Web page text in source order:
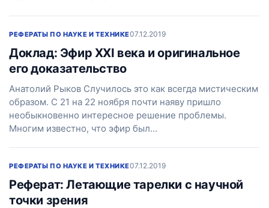
РЕФЕРАТЫ ПО НАУКЕ И ТЕХНИКЕ07.12.2019
Доклад: Эфир ХХI века и оригинальное
его доказательство
Анатолий Рыков Случилось это как всегда мистическим
образом. С 21 на 22 ноября почти наяву пришло
необыкновенно интересное решение проблемы.
Многим известно, что эфир был…
РЕФЕРАТЫ ПО НАУКЕ И ТЕХНИКЕ07.12.2019
Реферат: Летающие тарелки с научной
точки зрения